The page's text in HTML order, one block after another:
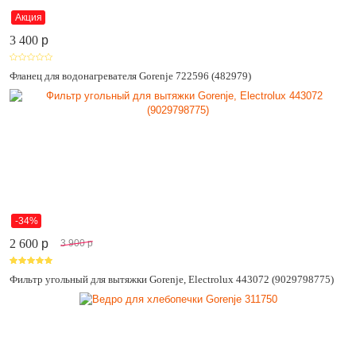
Акция
3 400 p
Фланец для водонагревателя Gorenje 722596 (482979)
-34%
2 600 p 3 900 p
Фильтр угольный для вытяжки Gorenje, Electrolux 443072 (9029798775)